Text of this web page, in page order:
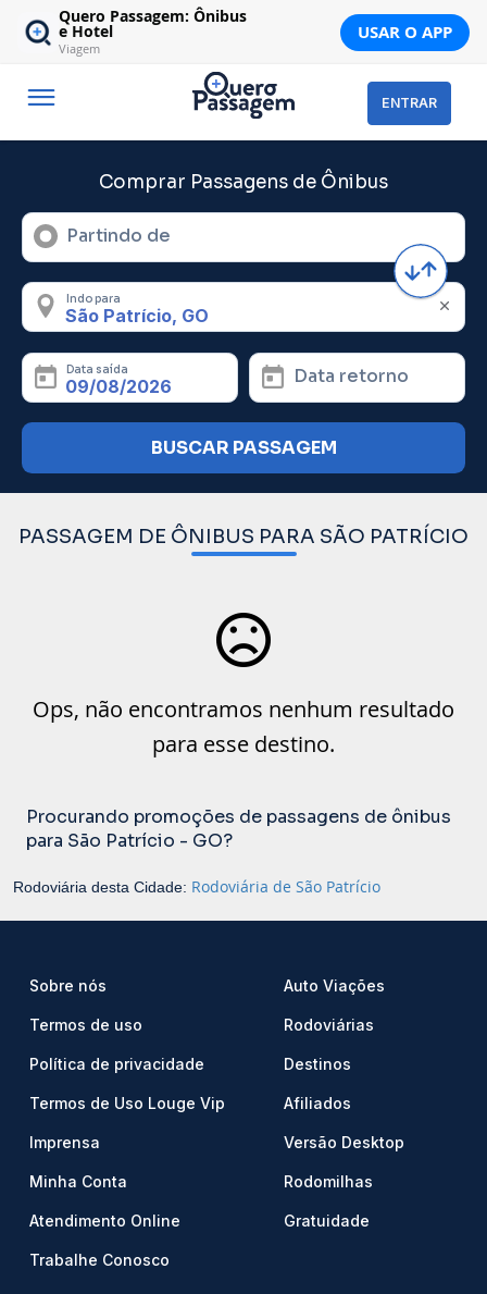
Quero Passagem: Ônibus
e Hotel
Viagem
USAR O APP
ENTRAR
Comprar Passagens de Ônibus
Partindo de
Indo para
Data saída Data retorno
BUSCAR PASSAGEM
PASSAGEM DE ÔNIBUS PARA SÃO PATRÍCIO
Ops, não encontramos nenhum resultado
para esse destino.
Procurando promoções de passagens de ônibus
para São Patrício - GO?
Rodoviária desta Cidade: Rodoviária de São Patrício
Sobre nós
Termos de uso
Política de privacidade
Termos de Uso Louge Vip
Imprensa
Minha Conta
Atendimento Online
Trabalhe Conosco
Auto Viações
Rodoviárias
Destinos
Afiliados
Versão Desktop
Rodomilhas
Gratuidade